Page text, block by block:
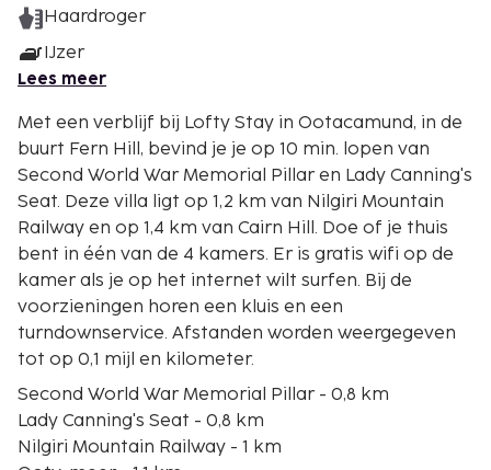
Haardroger
IJzer
Lees meer
Met een verblijf bij Lofty Stay in Ootacamund, in de
buurt Fern Hill, bevind je je op 10 min. lopen van
Second World War Memorial Pillar en Lady Canning's
Seat. Deze villa ligt op 1,2 km van Nilgiri Mountain
Railway en op 1,4 km van Cairn Hill. Doe of je thuis
bent in één van de 4 kamers. Er is gratis wifi op de
kamer als je op het internet wilt surfen. Bij de
voorzieningen horen een kluis en een
turndownservice. Afstanden worden weergegeven
tot op 0,1 mijl en kilometer.
Second World War Memorial Pillar - 0,8 km
Lady Canning's Seat - 0,8 km
Nilgiri Mountain Railway - 1 km